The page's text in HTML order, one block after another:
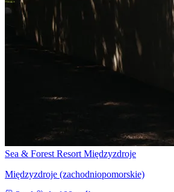
Sea & Forest Resort Międzyzdroje
Międzyzdroje (zachodniopomorskie)